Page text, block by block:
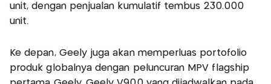
unit, dengan penjualan kumulatif tembus 230.000
unit.
Ke depan, Geely juga akan memperluas portofolio
produk globalnya dengan peluncuran MPV flagship